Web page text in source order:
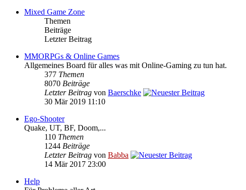
Mixed Game Zone
Themen
Beiträge
Letzter Beitrag
MMORPGs & Online Games
Allgemeines Board für alles was mit Online-Gaming zu tun hat.
377 Themen
8070 Beiträge
Letzter Beitrag von Baerschke
30 Mär 2019 11:10
Ego-Shooter
Quake, UT, BF, Doom,...
110 Themen
1244 Beiträge
Letzter Beitrag von Babba
14 Mär 2017 23:00
Help